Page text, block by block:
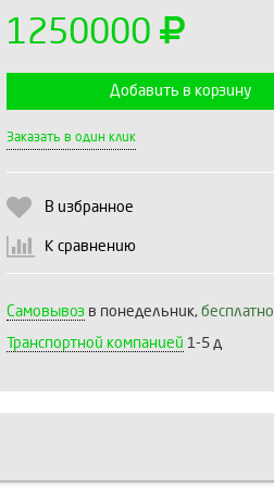
1250000
Добавить в корзину
Заказать в один клик
В избранное
К сравнению
Самовывоз в понедельник, бесплатно
Транспортной компанией 1-5 д